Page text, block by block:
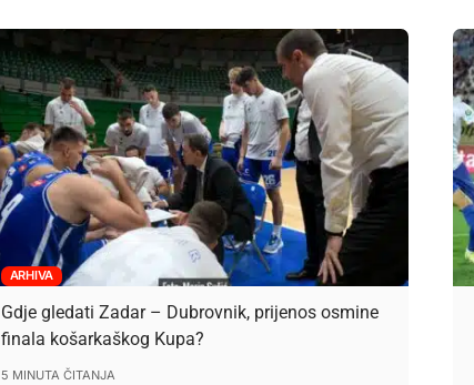
ARHIVA
Gdje gledati Zadar – Dubrovnik, prijenos osmine
finala košarkaškog Kupa?
5 MINUTA ČITANJA